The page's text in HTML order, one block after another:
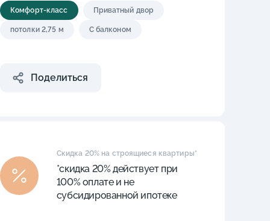
Комфорт-класс Приватный двор
потолки 2,75 м С балконом
Поделиться
Скидка 20% на строящиеся квартиры*
*скидка 20% действует при
100% оплате и не
субсидированной ипотеке